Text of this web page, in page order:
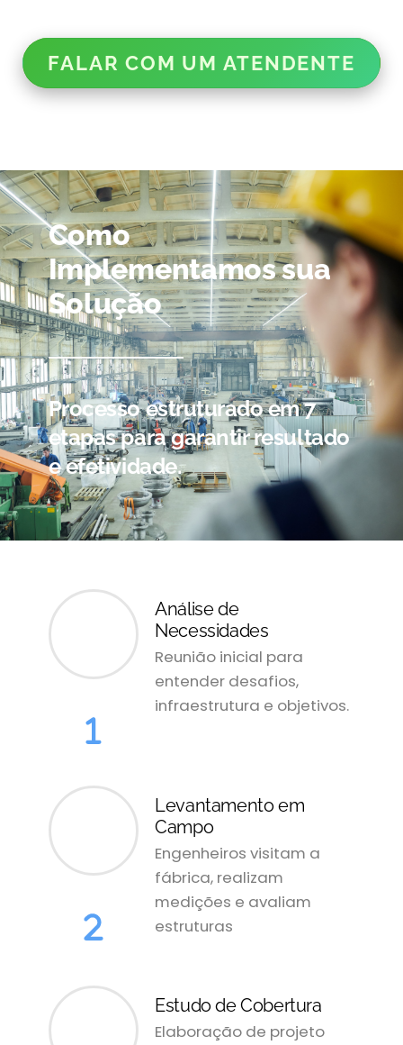
FALAR COM UM ATENDENTE
Como
Implementamos sua
Solução
Processo estruturado em 7
etapas para garantir resultado
e efetividade.
Análise de
Necessidades
Reunião inicial para
entender desafios,
infraestrutura e objetivos.
Levantamento em
Campo
Engenheiros visitam a
fábrica, realizam
medições e avaliam
estruturas
Estudo de Cobertura
Elaboração de projeto